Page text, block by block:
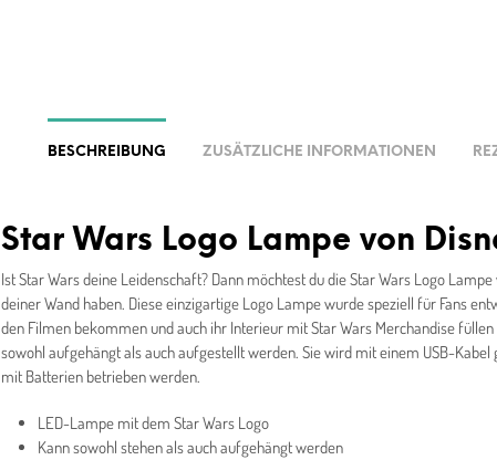
BESCHREIBUNG ZUSÄTZLICHE INFORMATIONEN
Star Wars Logo Lampe von
Ist Star Wars deine Leidenschaft? Dann möchtest du die Star Wars Logo
deiner Wand haben. Diese einzigartige Logo Lampe wurde speziell für Fans
den Filmen bekommen und auch ihr Interieur mit Star Wars Merchandise
sowohl aufgehängt als auch aufgestellt werden. Sie wird mit einem USB-
mit Batterien betrieben werden.
LED-Lampe mit dem Star Wars Logo
Kann sowohl stehen als auch aufgehängt werden